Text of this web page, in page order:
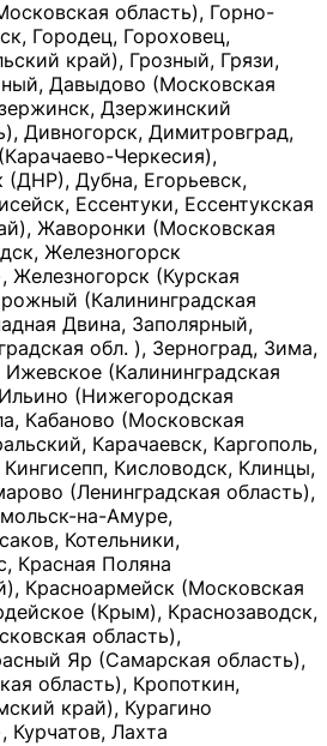
область), Горно-
Городец, Гороховец,
край), Грозный, Грязи,
Давыдово (Московская
Дзержинский
Дивногорск, Димитровград,
Черкесия),
Дубна, Егорьевск,
Ессентуки, Ессентукская
Жаворонки (Московская
Железногорск
Железногорск (Курская
(Калининградская
Двина, Заполярный,
обл. ), Зерноград, Зима,
(Калининградская
(Нижегородская
Кабаново (Московская
Карачаевск, Каргополь,
Кисловодск, Клинцы,
(Ленинградская область),
на-Амуре,
Котельники,
Красная Поляна
Красноармейск (Московская
(Крым), Краснозаводск,
область),
Яр (Самарская область),
область), Кропоткин,
край), Курагино
Курчатов, Лахта